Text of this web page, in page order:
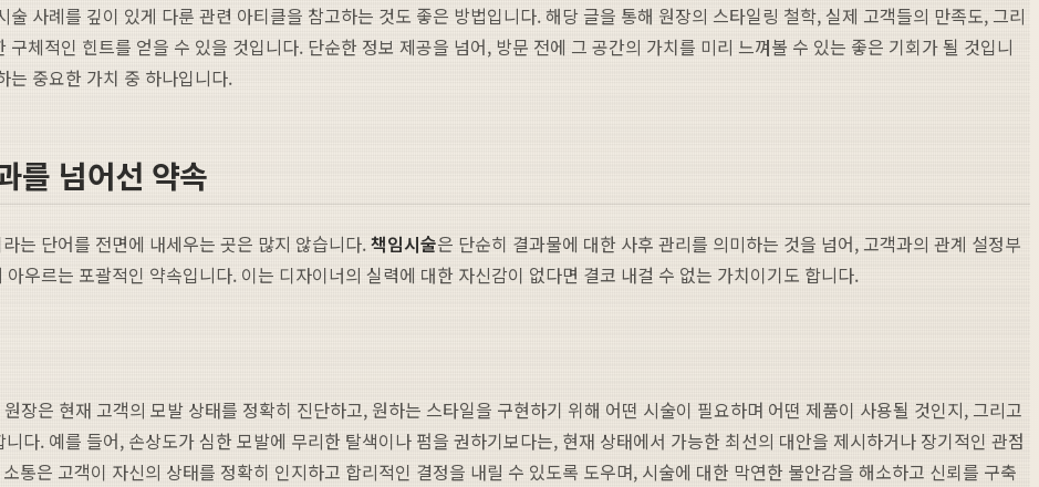
사례를 깊이 있게 다룬 관련 아티클을 참고하는 것도 좋은 방법입니다. 해당 글을 통해 원장의 스타일링 철학, 실제 고객들의 만족도, 그리
체적인 힌트를 얻을 수 있을 것입니다. 단순한 정보 제공을 넘어, 방문 전에 그 공간의 가치를 미리 느껴볼 수 있는 좋은 기회가 될 것입니
는 중요한 가치 중 하나입니다.
를 넘어선 약속
는 단어를 전면에 내세우는 곳은 많지 않습니다.책임시술은 단순히 결과물에 대한 사후 관리를 의미하는 것을 넘어, 고객과의 관계 설정부
우르는 포괄적인 약속입니다. 이는 디자이너의 실력에 대한 자신감이 없다면 결코 내걸 수 없는 가치이기도 합니다.
장은 현재 고객의 모발 상태를 정확히 진단하고, 원하는 스타일을 구현하기 위해 어떤 시술이 필요하며 어떤 제품이 사용될 것인지, 그리고
다. 예를 들어, 손상도가 심한 모발에 무리한 탈색이나 펌을 권하기보다는, 현재 상태에서 가능한 최선의 대안을 제시하거나 장기적인 관점
통은 고객이 자신의 상태를 정확히 인지하고 합리적인 결정을 내릴 수 있도록 도우며, 시술에 대한 막연한 불안감을 해소하고 신뢰를 구축